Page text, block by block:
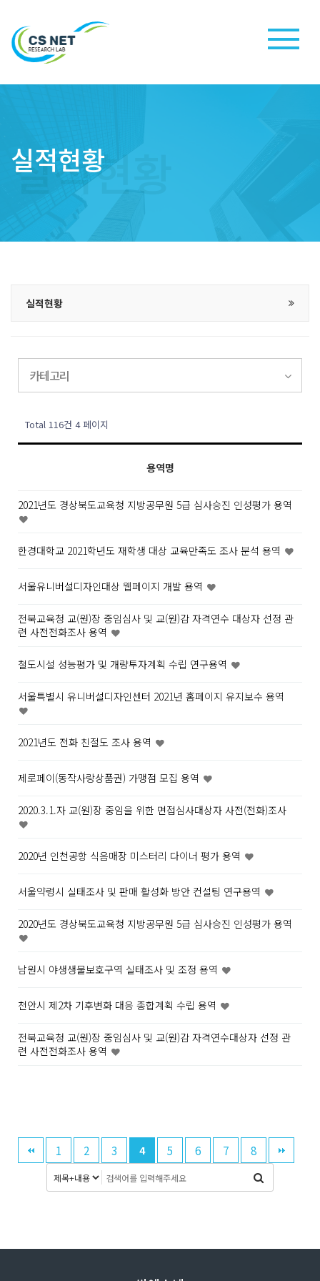
실적현황
실적현황
카테고리
Total 116건 4 페이지
용역명
2021년도 경상북도교육청 지방공무원 5급 심사승진 인성평가 용역
한경대학교 2021학년도 재학생 대상 교육만족도 조사 분석 용역
서울유니버설디자인대상 웹페이지 개발 용역
전북교육청 교(원)장 중임심사 및 교(원)감 자격연수 대상자 선정 관
련 사전전화조사 용역
철도시설 성능평가 및 개량투자계획 수립 연구용역
서울특별시 유니버설디자인센터 2021년 홈페이지 유지보수 용역
2021년도 전화 친절도 조사 용역
제로페이(동작사랑상품권) 가맹점 모집 용역
2020.3.1.자 교(원)장 중임을 위한 면접심사대상자 사전(전화)조사
2020년 인천공항 식음매장 미스터리 다이너 평가 용역
서울약령시 실태조사 및 판매 활성화 방안 컨설팅 연구용역
2020년도 경상북도교육청 지방공무원 5급 심사승진 인성평가 용역
남원시 야생생물보호구역 실태조사 및 조정 용역
천안시 제2차 기후변화 대응 종합계획 수립 용역
전북교육청 교(원)장 중임심사 및 교(원)감 자격연수대상자 선정 관
련 사전전화조사 용역
1 2 3 4 5 6 7 8